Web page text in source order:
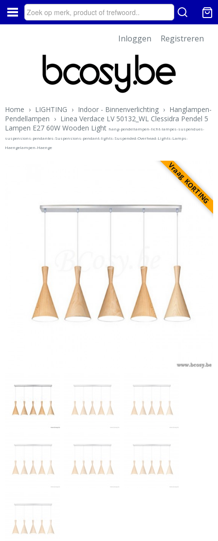
Inloggen Registreren
Home › LIGHTING › Indoor - Binnenverlichting › Hanglampen-
Pendellampen › Linea Verdace LV 50132_WL Clessidra Pendel 5
Lampen E27 60W Wooden Light hang-pendellampen-licht-lampes-suspendues-
suspensions-pendantes-Suspensions-pendant-lights-Suspended-Overhead-Lights-Lamps-
Haengelampen-Haenge
Vraag KORTING